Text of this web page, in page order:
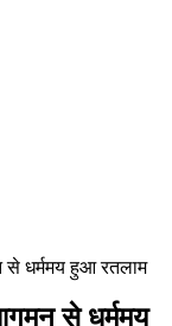
से धर्ममय हुआ रतलाम
से धर्ममय